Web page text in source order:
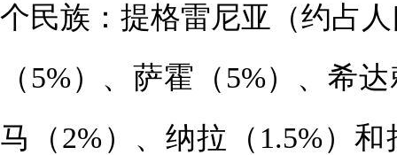
个民族：提格雷尼亚（约占
（5%）、萨霍（5%）、希
马（2%）、纳拉（1.5%）